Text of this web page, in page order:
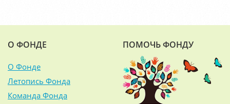
О ФОНДЕ
О Фонде
Летопись Фонда
Команда Фонда
ПОМОЧЬ ФОНДУ